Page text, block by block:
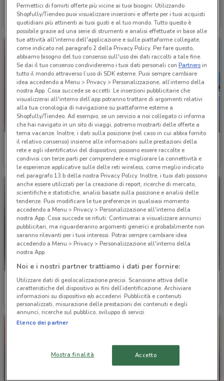
Alpitour
Scade il 31/12 1 km
Alpitour
Scade il 31/12
Alpitour
Scade il 31/12 1 km
-2 GIORNI
GNV
Scade martedì 1.2 km
Veratour
Scade il 31/12 1.3 km
Veratour
Scade il 31/12
Permettici di fornirti offerte più vicine ai tuoi bisogni: Utilizzando
Shopfully/Tiendeo puoi visualizzare inserzioni e offerte per i tuoi acquisti
quotidiani più attinenti ai tuoi gusti e al tuo mondo. Tutto questo è
possibile grazie ad una serie di strumenti e analisi effettuate in base alle
tue attività all'interno dell'applicazione e sulle piattaforme collegate,
come indicato nel paragrafo 2 della Privacy Policy. Per fare questo,
abbiamo bisogno del tuo consenso sull'uso dei dati raccolti a tale fine.
Se dai il tuo consenso condivideremo i tuoi dati personali conPartnersin
tutto il mondo attraverso l’uso di SDK esterne. Puoi sempre cambiare
idea accedendo a Menu > Privacy > Personalizzazione, all’interno della
nostra App. Cosa succede se accetti: Le inserzioni pubblicitarie che
visualizzerai all'interno dell’app potranno trattare di argomenti relativi
alla tua cronologia di navigazione su piattaforme esterne a
Shopfully/Tiendeo. Ad esempio, se un servizio a noi collegato ci informa
che hai navigato in un sito di viaggi, potremo mostrarti delle offerte a
tema vacanze. Inoltre, i dati sulla posizione (nel caso in cui abbia fornito
il relativo consenso) insieme alle informazioni sulle prestazioni della
rete e agli identificativi del dispositivo, possono essere raccolte e
condivisi con terze parti per comprendere e migliorare la connettività e
le esperienze applicative sulle delle reti wireless, come meglio indicato
nel paragrafo 13.b della nostra Privacy Policy. Inoltre, i tuoi dati possono
anche essere utilizzati per la creazione di report, ricerche di mercato,
scientifiche e statistiche, analisi basate sulla posizione e analisi delle
tendenze. Puoi modificare le tue preferenze in qualsiasi momento
accedendo a Menu > Privacy > Personalizzazione all'interno della
nostra App. Cosa succede se rifiuti: Continuerai a visualizzare annunci
pubblicitari, ma riguarderanno argomenti generici e probabilmente non
saranno rilevanti per i tuoi interessi. Potrai sempre cambiare idea
accedendo a Menu > Privacy > Personalizzazione all'interno della
nostra App.
Noi e i nostri partner trattiamo i dati per fornire:
Utilizzare dati di geolocalizzazione precisi. Scansione attiva delle
caratteristiche del dispositivo ai fini dell’identificazione. Archiviare
informazioni su dispositivo e/o accedervi. Pubblicità e contenuti
personalizzati, misurazione delle prestazioni dei contenuti e degli
annunci, ricerche sul pubblico, sviluppo di servizi.
Elenco dei partner
Mostra finalità Accetto